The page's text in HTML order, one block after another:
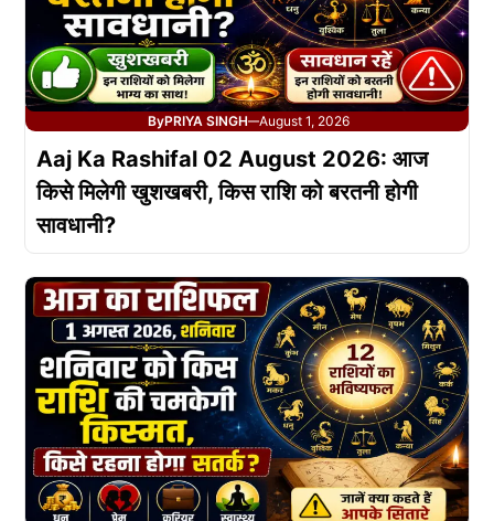
ByPRIYA SINGH—August 1, 2026
Aaj Ka Rashifal 02 August 2026: आज
किसे मिलेगी खुशखबरी, किस राशि को बरतनी होगी
सावधानी?